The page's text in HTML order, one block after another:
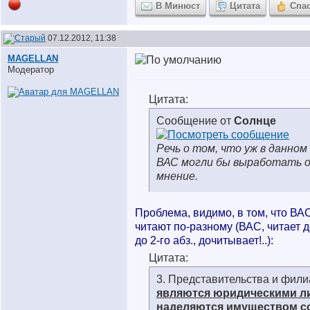
В Минюст Цитата
07.12.2012, 11:38
MAGELLAN
Модератор
Цитата:
Сообщение от Солнце
Речь о том, что уж в данном
ВАС могли бы выработать
мнение.
Проблема, видимо, в том, что
читают по-разному (ВАС, читает
до 2-го абз., дочитывает!..):
Цитата:
3. Представительства и
являются юридическими
наделяются имуществом